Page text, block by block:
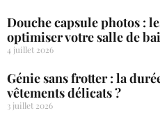
Douche capsule photos :
optimiser votre salle de
4 juillet 2026
Génie sans frotter : la
vêtements délicats ?
3 juillet 2026